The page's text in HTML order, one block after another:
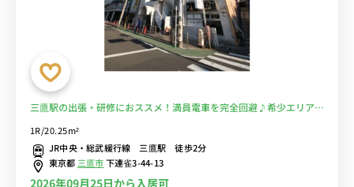
三鷹駅の出張・研修におススメ！満員電車を完全回避♪希少エリアの
1R/20.25m²
JR中央・総武緩行線 三鷹駅 徒歩2分
東京都 三鷹市下連雀3-44-13
2026年09月25日から入居可